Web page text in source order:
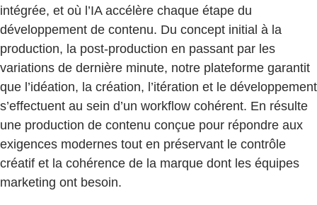
intégrée, et où l’IA accélère chaque étape du
développement de contenu. Du concept initial à la
production, la post-production en passant par les
variations de dernière minute, notre plateforme garantit
que l’idéation, la création, l’itération et le développement
s’effectuent au sein d’un workflow cohérent. En résulte
une production de contenu conçue pour répondre aux
exigences modernes tout en préservant le contrôle
créatif et la cohérence de la marque dont les équipes
marketing ont besoin.